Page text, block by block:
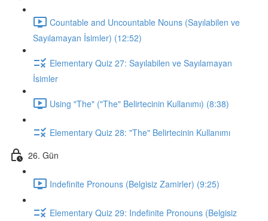
Countable and Uncountable Nouns (Sayılabilen ve
Sayılamayan İsimler) (12:52)
Elementary Quiz 27: Sayılabilen ve Sayılamayan
İsimler
Using "The" ("The" Belirtecinin Kullanımı) (8:38)
Elementary Quiz 28: "The" Belirtecinin Kullanımı
26. Gün
Indefinite Pronouns (Belgisiz Zamirler) (9:25)
Elementary Quiz 29: Indefinite Pronouns (Belgisiz